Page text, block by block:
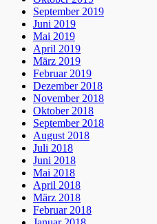
September 2019
Juni 2019
Mai 2019
April 2019
März 2019
Februar 2019
Dezember 2018
November 2018
Oktober 2018
September 2018
August 2018
Juli 2018
Juni 2018
Mai 2018
April 2018
März 2018
Februar 2018